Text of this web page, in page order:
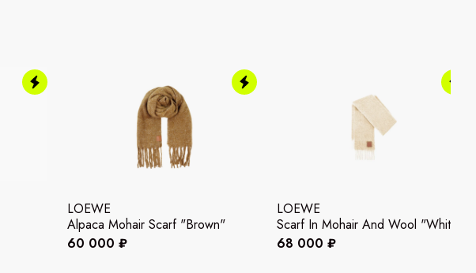
LOEWE
Alpaca Mohair Scarf "Brown"
60 000 ₽
LOEWE
Scarf In Mohair And Wool "White"
68 000 ₽